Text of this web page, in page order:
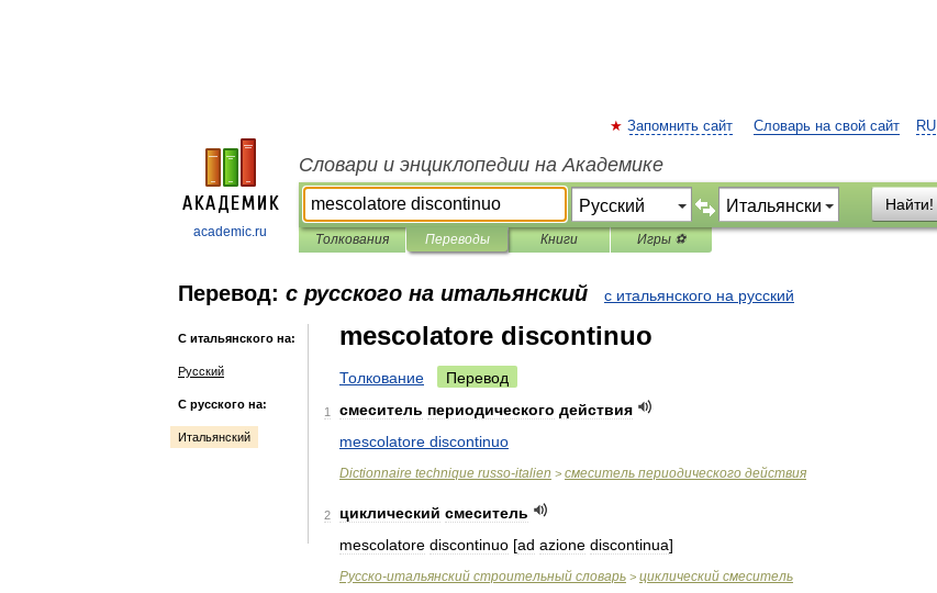
academic.ru
RU
Запомнить сайт Словарь на свой сайт
Словари и энциклопедии на Академике
Найти!
Толкования Переводы Книги Игры ⚽
Перевод: с русского на итальянский с итальянского на русский
С итальянского на:
Русский
С русского на:
Итальянский
mescolatore discontinuo
Толкование Перевод
1 смеситель периодического действия
mescolatore discontinuo
Dictionnaire technique russo-italien > смеситель периодического действия
2 циклический смеситель
mescolatore discontinuo [ad azione discontinua]
Русско-итальянский строительный словарь > циклический смеситель